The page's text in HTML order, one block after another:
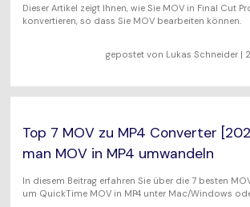
Dieser Artikel zeigt Ihnen, wie Sie MOV in Final Cut
konvertieren, so dass Sie MOV bearbeiten können.
gepostet von Lukas Schneider |
Top 7 MOV zu MP4 Converter
man MOV in MP4 umwandeln
In diesem Beitrag erfahren Sie über die 7 besten
um QuickTime MOV in MP4 unter Mac/Windows